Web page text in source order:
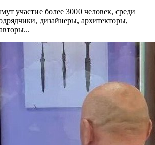
участие более 3000 человек, среди
дизайнеры, архитекторы,